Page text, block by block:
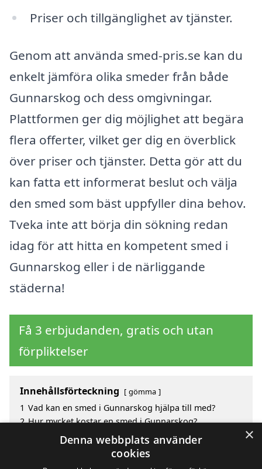
Priser och tillgänglighet av tjänster.
Genom att använda smed-pris.se kan du
enkelt jämföra olika smeder från både
Gunnarskog och dess omgivningar.
Plattformen ger dig möjlighet att begära
flera offerter, vilket ger dig en överblick
över priser och tjänster. Detta gör att du
kan fatta ett informerat beslut och välja
den smed som bäst uppfyller dina behov.
Tveka inte att börja din sökning redan
idag för att hitta en kompetent smed i
Gunnarskog eller i de närliggande
städerna!
Få 3 erbjudanden, gratis och utan
förpliktelser
Innehållsförteckning gömma
1 Vad kan en smed i Gunnarskog hjälpa till med?
2 Hur mycket kostar en smed i Gunnarskog?
Fördelar med att välja smed i Gunnarskog
Sök efter en skicklig smed i de omgivande städerna
×
Denna webbplats använder
cookies